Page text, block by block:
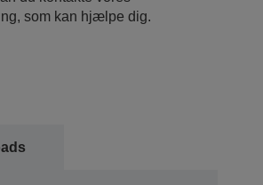
som kan hjælpe dig.